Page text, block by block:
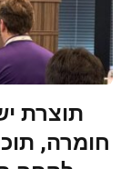
תוצרת